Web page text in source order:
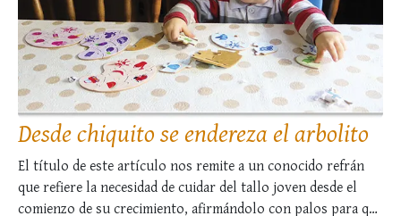
Desde chiquito se endereza el arbolito
El título de este artículo nos remite a un conocido refrán
que refiere la necesidad de cuidar del tallo joven desde el
comienzo de su crecimiento, afirmándolo con palos para que